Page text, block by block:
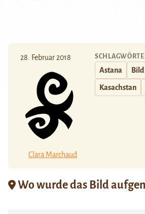
28. Februar 2018
Clara Marchaud
Astana
Kasachstan
Wo wurde das Bild